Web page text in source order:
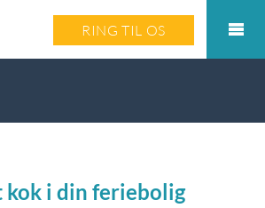
RING TIL OS
kok i din feriebolig